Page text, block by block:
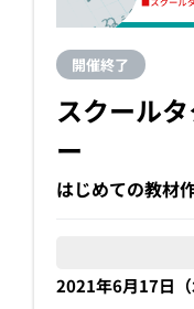
開催終了
スクール
ー
はじめての教材
2021年6月17日